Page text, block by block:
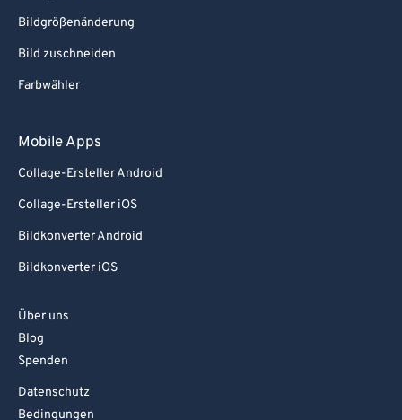
Bildgrößenänderung
Bild zuschneiden
Farbwähler
Mobile Apps
Collage-Ersteller Android
Collage-Ersteller iOS
Bildkonverter Android
Bildkonverter iOS
Über uns
Blog
Spenden
Datenschutz
Bedingungen